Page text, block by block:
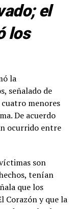
el
los
la
señalado de
menores
De acuerdo
ocurrido entre
son
tenían
que los
Corazón y que la